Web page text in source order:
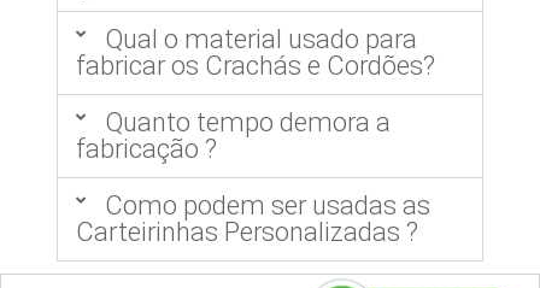
Qual o material usado para
fabricar os Crachás e Cordões?
Quanto tempo demora a
fabricação ?
Como podem ser usadas as
Carteirinhas Personalizadas ?